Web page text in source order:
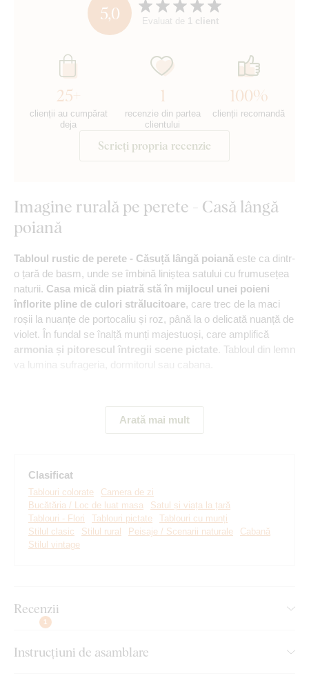
5,0 Evaluat de 1 client
25+
clienții au cumpărat
deja
1
recenzie din partea
clientului
100%
clienții recomandă
Scrieți propria recenzie
Imagine rurală pe perete - Casă lângă
poiană
Tabloul rustic de perete - Căsuță lângă poiană este ca dintr-
o țară de basm, unde se îmbină liniștea satului cu frumusețea
naturii. Casa mică din piatră stă în mijlocul unei poieni
înflorite pline de culori strălucitoare, care trec de la maci
roșii la nuanțe de portocaliu și roz, până la o delicată nuanță de
violet. În fundal se înalță munți majestuoși, care amplifică
armonia și pitorescul întregii scene pictate. Tabloul din lemn
va lumina sufrageria, dormitorul sau cabana.
După ce placa este imprimată, decupăm tabloul cu ajutorul
tehnologiei laser, obținând astfel o margine maro închis
Arată mai mult
Clasificat
Tablouri colorate
Camera de zi
Bucătăria / Loc de luat masa
Satul și viața la țară
Tablouri - Flori
Tablouri pictate
Tablouri cu munți
Stilul clasic
Stilul rural Peisaje / Scenarii naturale
Cabană
Stilul vintage
Recenzii
1
Instrucțiuni de asamblare